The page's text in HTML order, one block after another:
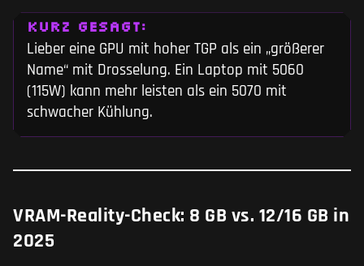
KURZ GESAGT:
Lieber eine GPU mit hoher TGP als ein „größerer
Name“ mit Drosselung. Ein Laptop mit 5060
(115W) kann mehr leisten als ein 5070 mit
schwacher Kühlung.
VRAM-Reality-Check: 8 GB vs. 12/16 GB in
2025